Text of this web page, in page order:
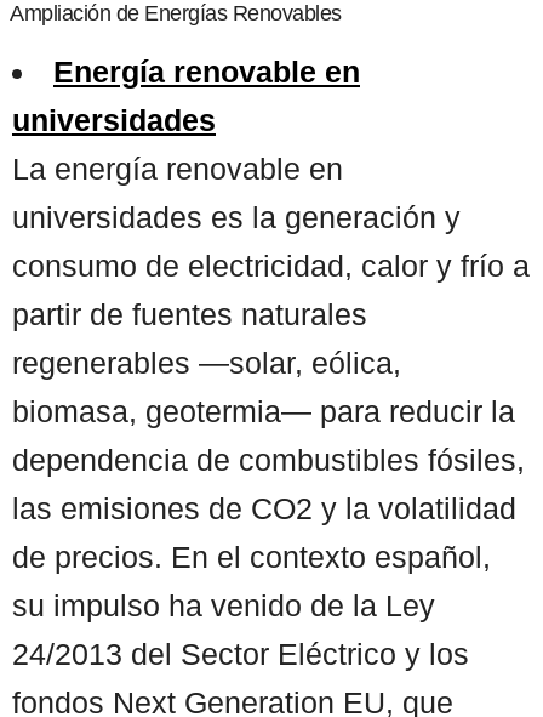
Ampliación de Energías Renovables
Energía renovable en
universidades
La energía renovable en
universidades es la generación y
consumo de electricidad, calor y frío a
partir de fuentes naturales
regenerables —solar, eólica,
biomasa, geotermia— para reducir la
dependencia de combustibles fósiles,
las emisiones de CO2 y la volatilidad
de precios. En el contexto español,
su impulso ha venido de la Ley
24/2013 del Sector Eléctrico y los
fondos Next Generation EU, que